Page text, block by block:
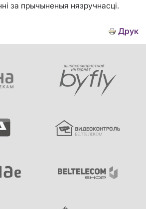
за прычыненыя нязручнасці.
Друк